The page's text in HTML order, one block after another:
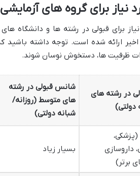
نیاز برای گروه های
برای قبولی در رشته ها و دانشگاه
ارائه شده است. توجه داشته باشید
ظرفیت ها، دستخوش نوسان شوند.
در رشته های
دولتی)
شانس قبولی در رشته
های متوسط (روزانه/
شبانه دولتی)
(پزشکی،
داروسازی
برتر)
بسیار زیاد